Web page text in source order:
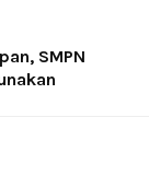
SMPN